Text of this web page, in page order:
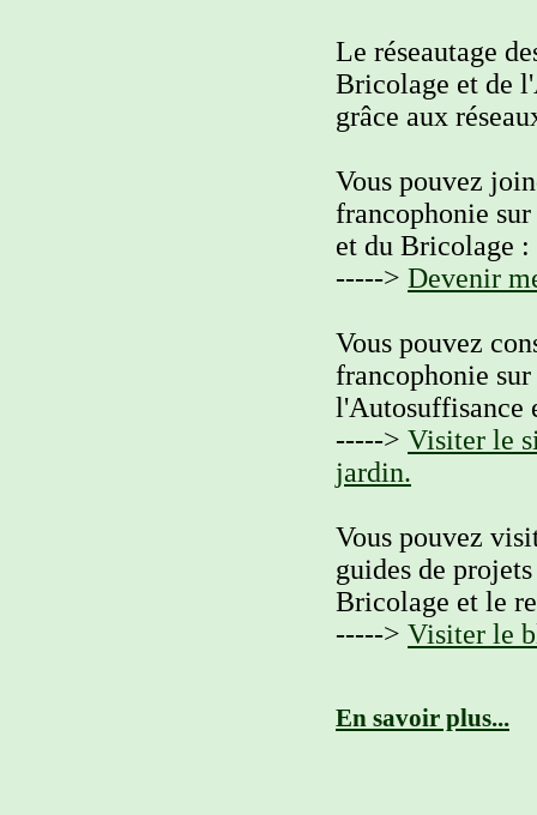
Le réseautage
Bricolage et de
grâce aux
Vous pouvez
francophonie
et du Bricolage :
-----> Devenir
Vous pouvez
francophonie
l'Autosuffisance
-----> Visiter le
jardin.
Vous pouvez
guides de
Bricolage et le
-----> Visiter le
En savoir plus...